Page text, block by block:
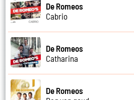
De Romeos
Cabrio
De Romeos
Catharina
De Romeos